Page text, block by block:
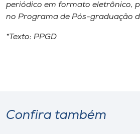
periódico em formato eletrônico,
no Programa de Pós-graduação
*Texto: PPGD
Confira também